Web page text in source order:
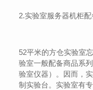
2.实验室服务器机柜配
52平米的方仓实验室
验室一般配备商品系
验室仪器）。因而，
制实验台。实验室有